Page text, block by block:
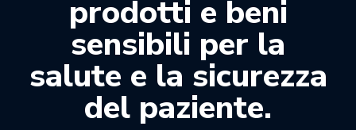
I tuoi dati personali verranno utilizzati per supportare la tua esperienza
prodotti e beni
sensibili per la
salute e la sicurezza
del paziente.